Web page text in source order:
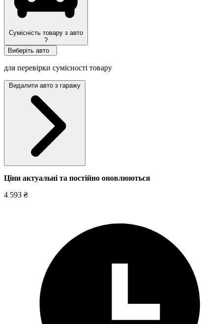
Сумісність товару з авто
?
Виберіть авто
для перевірки сумісності товару
Видалити авто з гаражу
Ціни актуальні та постійно оновлюються
4 593 ₴